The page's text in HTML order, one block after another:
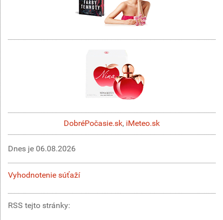
DobréPočasie.sk, iMeteo.sk
Dnes je 06.08.2026
Vyhodnotenie súťaží
RSS tejto stránky: